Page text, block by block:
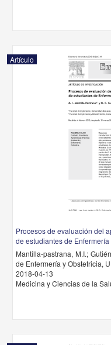
Artículo
Procesos de evaluación del
de estudiantes de Enfermería
Mantilla-pastrana, M.I.;
de Enfermería y Obstetricia,
2018-04-13
Medicina y Ciencias de la